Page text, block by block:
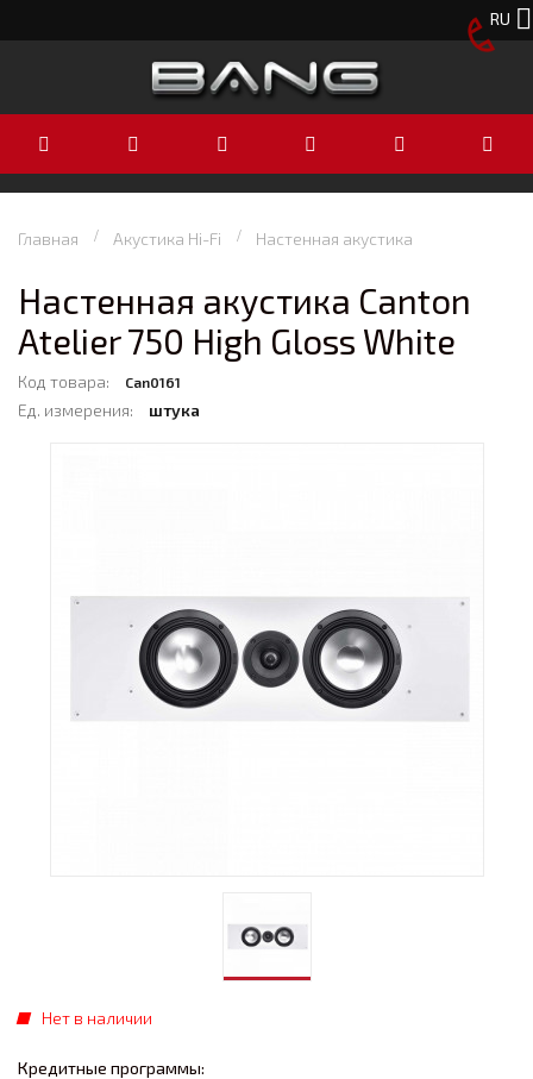
RU
Главная Акустика Hi-Fi Настенная акустика
Настенная акустика Canton
Atelier 750 High Gloss White
Код товара: Can0161
Ед. измерения: штука
Нет в наличии
Кредитные программы: